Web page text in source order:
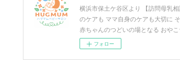
横浜市保土ケ谷区より 【訪問母乳
のケアも ママ自身のケアも大切に
赤ちゃんのつどいの場となる おや
フォロー